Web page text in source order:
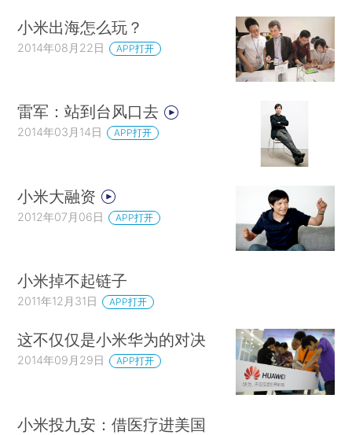
小米出海怎么玩？
2014年08月22日 APP打开
雷军：站到台风口去
2014年03月14日 APP打开
小米大融资
2012年07月06日 APP打开
小米掉不起链子
2011年12月31日 APP打开
这不仅仅是小米华为的对决
2014年09月29日 APP打开
小米投九安：借医疗进美国